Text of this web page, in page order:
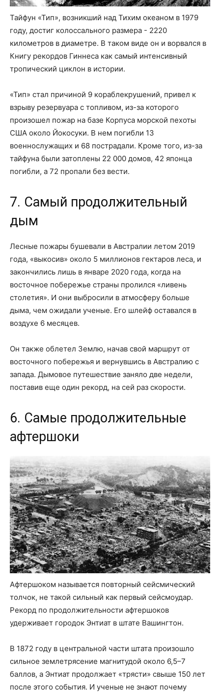
Тайфун «Тип», возникший над Тихим океаном в 1979
году, достиг колоссального размера - 2220
километров в диаметре. В таком виде он и ворвался в
Книгу рекордов Гиннеса как самый интенсивный
тропический циклон в истории.
«Тип» стал причиной 9 кораблекрушений, привел к
взрыву резервуара с топливом, из-за которого
произошел пожар на базе Корпуса морской пехоты
США около Йокосуки. В нем погибли 13
военнослужащих и 68 пострадали. Кроме того, из-за
тайфуна были затоплены 22 000 домов, 42 японца
погибли, а 72 пропали без вести.
7. Самый продолжительный
дым
Лесные пожары бушевали в Австралии летом 2019
года, «выкосив» около 5 миллионов гектаров леса, и
закончились лишь в январе 2020 года, когда на
восточное побережье страны пролился «ливень
столетия». И они выбросили в атмосферу больше
дыма, чем ожидали ученые. Его шлейф оставался в
воздухе 6 месяцев.
Он также облетел Землю, начав свой маршрут от
восточного побережья и вернувшись в Австралию с
запада. Дымовое путешествие заняло две недели,
поставив еще один рекорд, на сей раз скорости.
6. Самые продолжительные
афтершоки
Афтершоком называется повторный сейсмический
толчок, не такой сильный как первый сейсмоудар.
Рекорд по продолжительности афтершоков
удерживает городок Энтиат в штате Вашингтон.
В 1872 году в центральной части штата произошло
сильное землетрясение магнитудой около 6,5–7
баллов, а Энтиат продолжает «трясти» свыше 150 лет
после этого события. И ученые не знают почему